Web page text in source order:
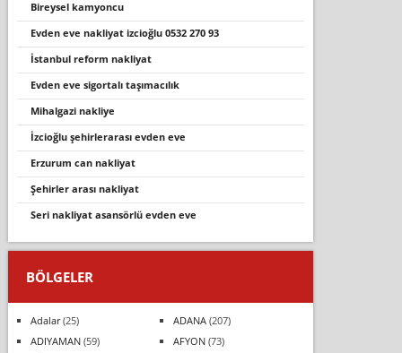
bireysel kamyoncu
evden eve nakli̇yat i̇zci̇oğlu 0532 270 93
i̇stanbul reform nakliyat
evden eve sigortalı taşımacılık
mi̇halgazi̇ nakli̇ye
i̇zcioğlu şehirlerarası evden eve
erzurum can nakliyat
şehirler arası nakliyat
seri nakliyat asansörlü evden eve
BÖLGELER
Adalar(25) ADANA(207)
ADIYAMAN(59) AFYON(73)